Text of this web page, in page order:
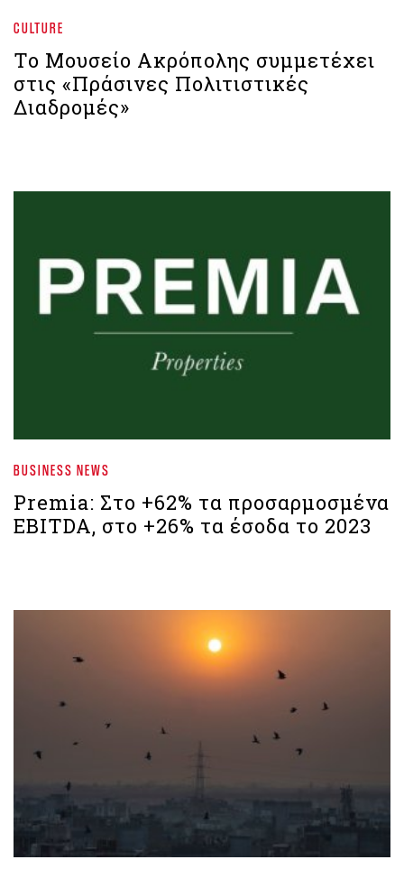
CULTURE
Το Μουσείο Ακρόπολης συμμετέχει
στις «Πράσινες Πολιτιστικές
Διαδρομές»
BUSINESS NEWS
Premia: Στο +62% τα προσαρμοσμένα
EBITDA, στο +26% τα έσοδα το 2023